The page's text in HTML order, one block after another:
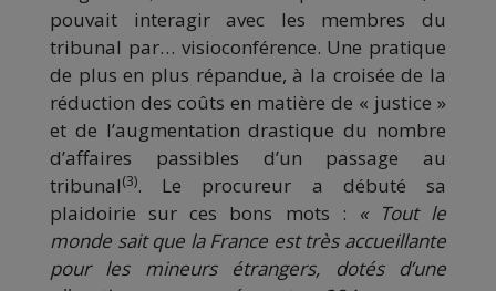
pouvait interagir avec les membres du
tribunal par… visioconférence. Une pratique
de plus en plus répandue, à la croisée de la
réduction des coûts en matière de « justice »
et de l’augmentation drastique du nombre
d’affaires passibles d’un passage au
tribunal(3). Le procureur a débuté sa
plaidoirie sur ces bons mots : « Tout le
monde sait que la France est très accueillante
pour les mineurs étrangers, dotés d’une